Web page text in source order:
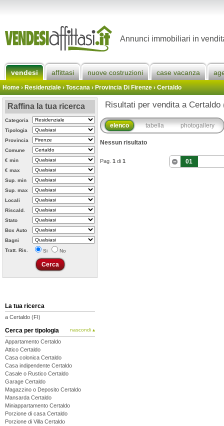
Annunci immobiliari in
vendesi affittasi nuove costruzioni case vacanza
Home› Residenziale › Toscana ›Provincia Di Firenze›Certaldo
Raffina la tua ricerca
Categoria
Tipologia
Provincia
Comune
€ min
€ max
Sup. min
Sup. max
Locali
Riscald.
Stato
Box Auto
Bagni
Tratt. Ris.
Si No
La tua ricerca
a Certaldo (FI)
Cerca per tipologia nascondi ▴
Appartamento Certaldo
Attico Certaldo
Casa colonica Certaldo
Casa indipendente Certaldo
Casale o Rustico Certaldo
Garage Certaldo
Magazzino o Deposito Certaldo
Mansarda Certaldo
Miniappartamento Certaldo
Porzione di casa Certaldo
Porzione di Villa Certaldo
Risultati per vendita a Certaldo
elenco tabella photogallery
Nessun risultato
Pag. 1 di 1 01